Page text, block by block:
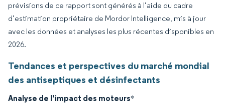
prévisions de ce rapport sont générés à l’aide du cadre
d’estimation propriétaire de Mordor Intelligence, mis à jour
avec les données et analyses les plus récentes disponibles en
2026.
Tendances et perspectives du marché mondial
des antiseptiques et désinfectants
Analyse de l'impact des moteurs*